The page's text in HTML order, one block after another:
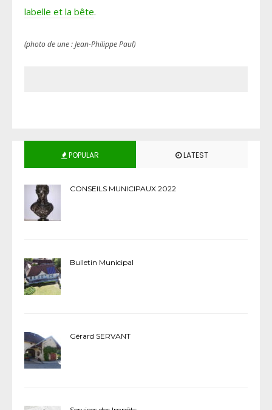
labelle et la bête.
(photo de une : Jean-Philippe Paul)
POPULAR LATEST
CONSEILS MUNICIPAUX 2022
Bulletin Municipal
Gérard SERVANT